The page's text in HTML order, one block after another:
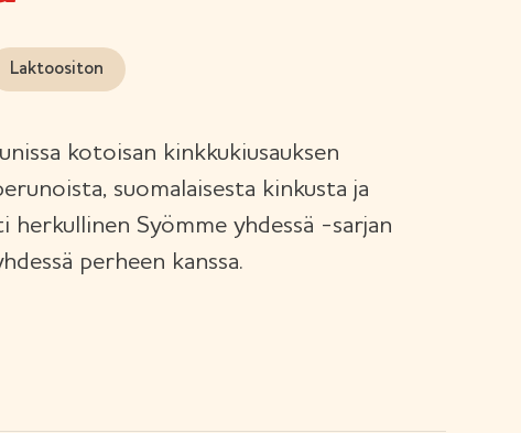
Laktoositon
kotoisan kinkkukiusauksen
suomalaisesta kinkusta ja
herkullinen Syömme yhdessä -sarjan
perheen kanssa.